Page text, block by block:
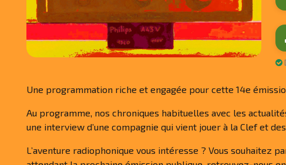
Une programmation riche et engagée pour cette 14e
Au programme, nos chroniques habituelles avec les
une interview d’une compagnie qui vient jouer à la Clef et
L’aventure radiophonique vous intéresse ? Vous souhaitez